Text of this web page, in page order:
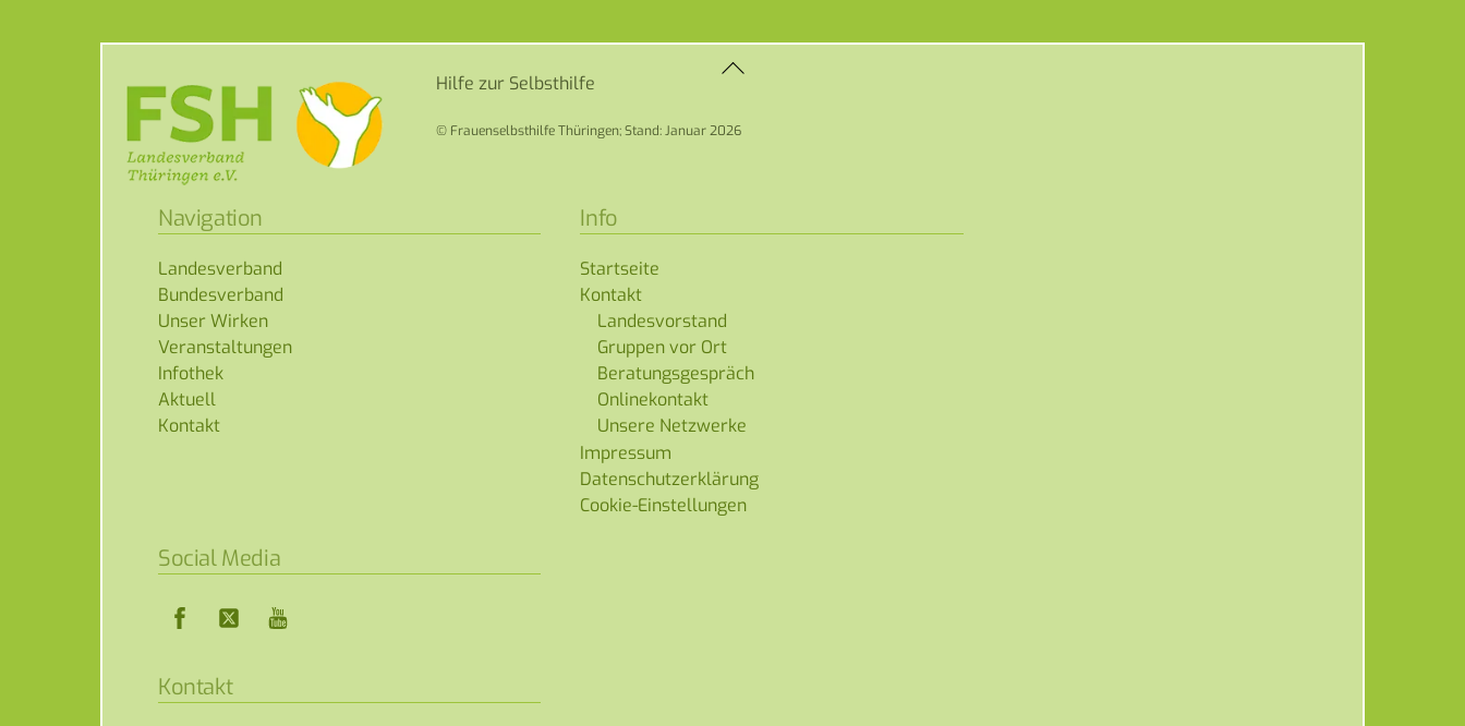
Back
Hilfe zur Selbsthilfe
© Frauenselbsthilfe Thüringen; Stand: Januar 2026
Navigation
Landesverband
Bundesverband
Unser Wirken
Veranstaltungen
Infothek
Aktuell
Kontakt
Info
Startseite
Kontakt
Landesvorstand
Gruppen vor Ort
Beratungsgespräch
Onlinekontakt
Unsere Netzwerke
Impressum
Datenschutzerklärung
Cookie-Einstellungen
Social Media
FacebookTwitter
Kontakt